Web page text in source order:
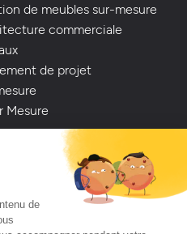
de meubles sur-mesure
commerciale
de projet
Mesure
QUESTION ?
d’espaces de vie
vos espaces avec